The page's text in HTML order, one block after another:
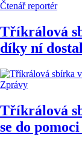
Čtenář reportér
Tříkrálová
díky ní
Zprávy
Tříkrálová
se do